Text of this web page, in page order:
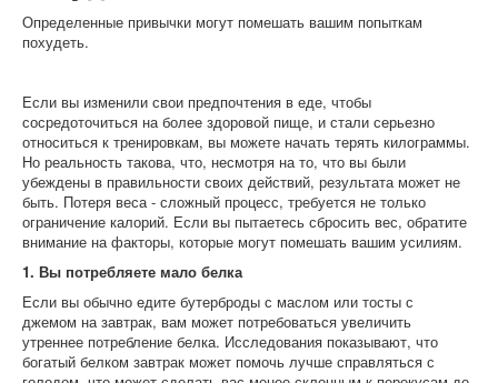
Лучшие клиники по направлениям
Определенные привычки могут помешать вашим попыткам
похудеть.
Если вы изменили свои предпочтения в еде, чтобы
сосредоточиться на более здоровой пище, и стали серьезно
относиться к тренировкам, вы можете начать терять килограммы.
Но реальность такова, что, несмотря на то, что вы были
убеждены в правильности своих действий, результата может не
быть. Потеря веса - сложный процесс, требуется не только
ограничение калорий. Если вы пытаетесь сбросить вес, обратите
внимание на факторы, которые могут помешать вашим усилиям.
1. Вы потребляете мало белка
Если вы обычно едите бутерброды с маслом или тосты с
джемом на завтрак, вам может потребоваться увеличить
утреннее потребление белка. Исследования показывают, что
богатый белком завтрак может помочь лучше справляться с